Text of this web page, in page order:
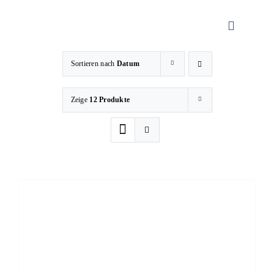
Toggle
Sortieren nach Datum
Zeige 12 Produkte